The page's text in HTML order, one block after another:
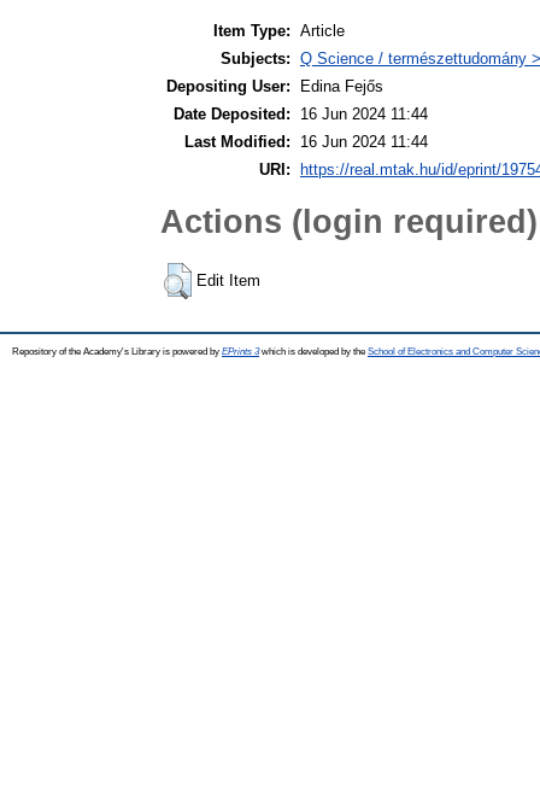
Item Type: Article
Subjects: Q Science / természettudomány
Depositing User:
Edina Fejős
Date Deposited:
16 Jun 2024 11:44
Last Modified:
16 Jun 2024 11:44
URI: https://real.mtak.hu/id/eprint/
Actions (login required)
Edit Item
Repository of the Academy's Library is powered by EPrints 3which is developed by the School of Electronics and Computer